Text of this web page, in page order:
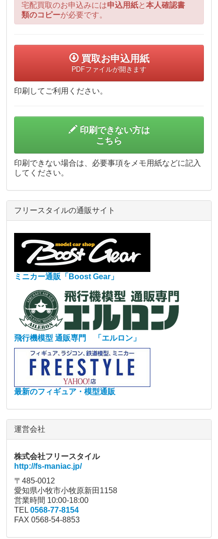
宅配買取のお申込みには申込用紙と本人確認書
類のコピーが必要です。
買取お申込用紙
PDFファイルが開きます
印刷してご利用ください。
印刷できない方は
こちら
印刷できない場合は、必要事項をメモ用紙などに記入
してください。
フリースタイルの通販サイト
ミニカー通販「Boost Gear」
飛行機模型 通販専門 「エルロン」
最新のフィギュア・模型通販
運営会社
株式会社フリースタイル
http://fs-maniac.jp/
〒485-0012
愛知県小牧市小牧原新田1158
営業時間 10:00-18:00
TEL0568-77-8154
FAX 0568-54-8853